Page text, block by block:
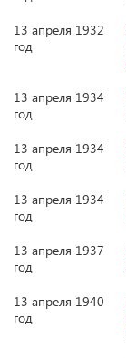
13 апреля 1932
год
13 апреля 1934
год
13 апреля 1934
год
13 апреля 1934
год
13 апреля 1937
год
13 апреля 1940
год